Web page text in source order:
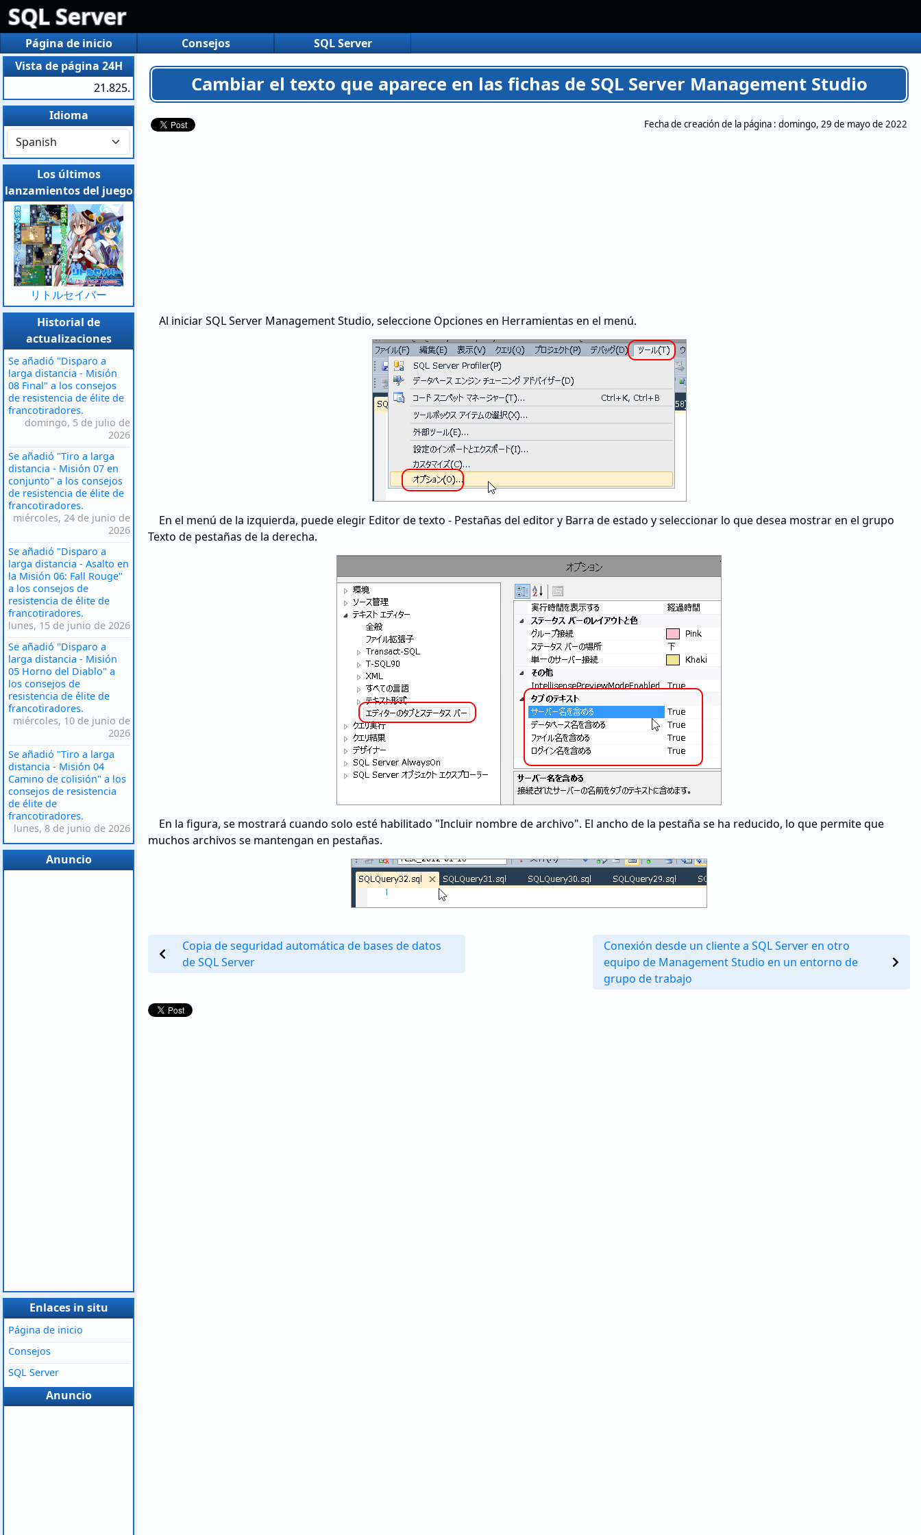
SQL Server
Página de inicio Consejos SQL Server
Cambiar el texto que aparece en las fichas de SQL Server Management Studio
Fecha de creación de la página : domingo, 29 de mayo de 2022
Al iniciar SQL Server Management Studio, seleccione Opciones en Herramientas en el menú.
En el menú de la izquierda, puede elegir Editor de texto - Pestañas del editor y Barra de estado y seleccionar lo que desea mostrar en el grupo
Texto de pestañas de la derecha.
En la figura, se mostrará cuando solo esté habilitado "Incluir nombre de archivo". El ancho de la pestaña se ha reducido, lo que permite que
muchos archivos se mantengan en pestañas.
Copia de seguridad automática de bases de datos
de SQL Server
Conexión desde un cliente a SQL Server en otro
equipo de Management Studio en un entorno de
grupo de trabajo
Vista de página 24H
21.825.
Idioma
Los últimos
lanzamientos del juego
リトルセイバー
Historial de
actualizaciones
Se añadió "Disparo a
larga distancia - Misión
08 Final" a los consejos
de resistencia de élite de
francotiradores.
domingo, 5 de julio de
2026
Se añadió "Tiro a larga
distancia - Misión 07 en
conjunto" a los consejos
de resistencia de élite de
francotiradores.
miércoles, 24 de junio de
2026
Se añadió "Disparo a
larga distancia - Asalto en
la Misión 06: Fall Rouge"
a los consejos de
resistencia de élite de
francotiradores.
lunes, 15 de junio de 2026
Se añadió "Disparo a
larga distancia - Misión
05 Horno del Diablo" a
los consejos de
resistencia de élite de
francotiradores.
miércoles, 10 de junio de
2026
Se añadió "Tiro a larga
distancia - Misión 04
Camino de colisión" a los
consejos de resistencia
de élite de
francotiradores.
lunes, 8 de junio de 2026
Anuncio
Enlaces in situ
Página de inicio
Consejos
SQL Server
Anuncio